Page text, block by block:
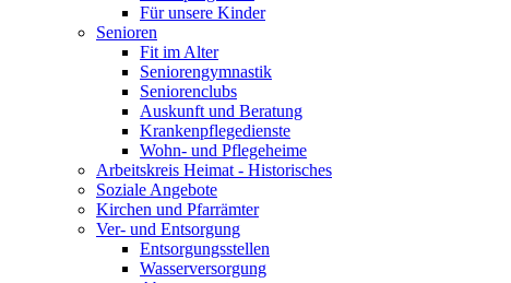
Für unsere Kinder
Senioren
Fit im Alter
Seniorengymnastik
Seniorenclubs
Auskunft und Beratung
Krankenpflegedienste
Wohn- und Pflegeheime
Arbeitskreis Heimat - Historisches
Soziale Angebote
Kirchen und Pfarrämter
Ver- und Entsorgung
Entsorgungsstellen
Wasserversorgung